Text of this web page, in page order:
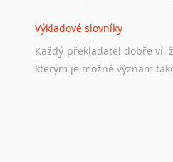
Hledáte-li
práci
stejná obecná pravidla, jako
Výkladové slovníky
Každý překladatel dobře ví,
kterým je možné význam